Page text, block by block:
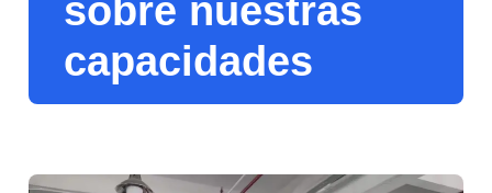
sobre nuestras
capacidades